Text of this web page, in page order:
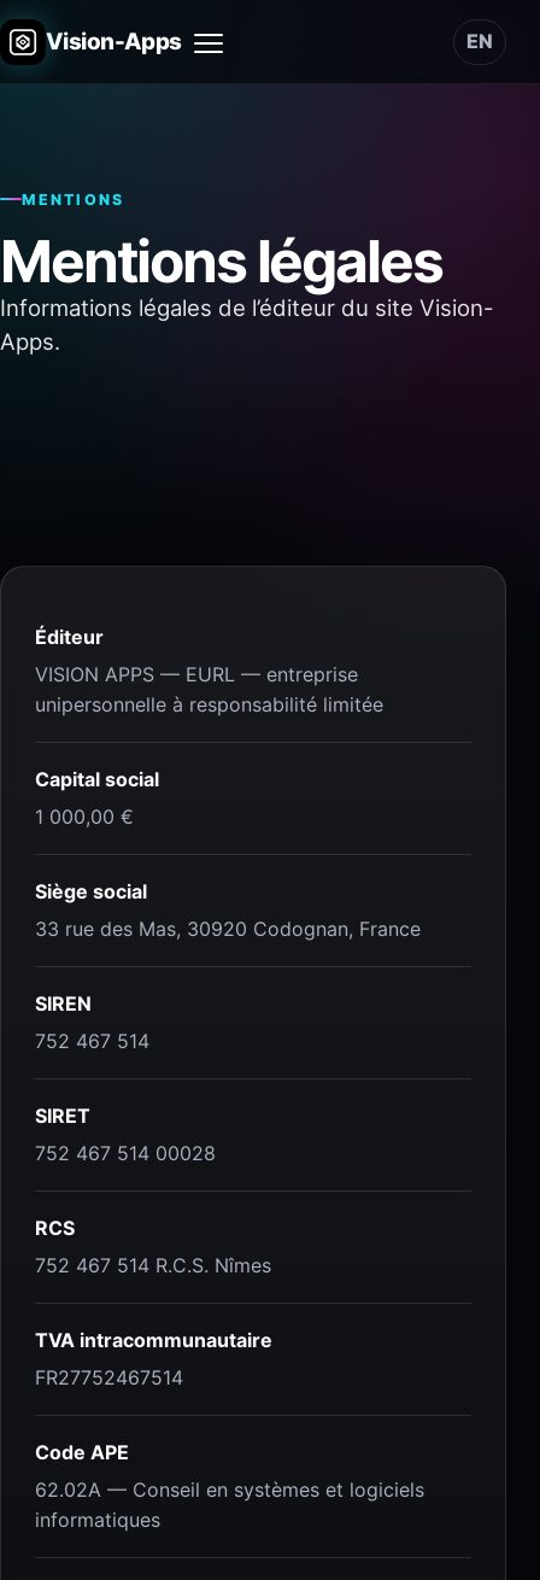
Vision-Apps EN
MENTIONS
Mentions légales
Informations légales de l’éditeur du site Vision-
Apps.
Éditeur
VISION APPS — EURL — entreprise
unipersonnelle à responsabilité limitée
Capital social
1 000,00 €
Siège social
33 rue des Mas, 30920 Codognan, France
SIREN
752 467 514
SIRET
752 467 514 00028
RCS
752 467 514 R.C.S. Nîmes
TVA intracommunautaire
FR27752467514
Code APE
62.02A — Conseil en systèmes et logiciels
informatiques